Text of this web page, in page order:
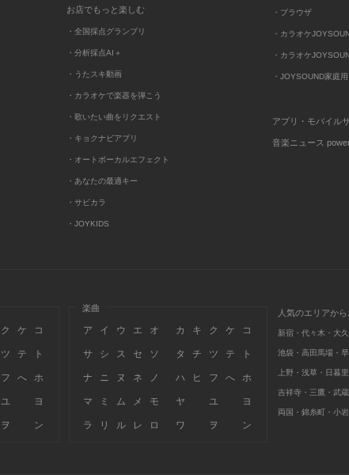
お店でもっと楽しむ
・全国採点グランプリ
・分析採点AI＋
・うたスキ動画
・カラオケで楽器を弾こう
・歌いたい曲をリクエスト
・キョクナビアプリ
・オートボーカルエフェクト
・あなたの最適キー
・サビカラ
・JOYKIDS
・ブラウザ
・カラオケ
・カラオケ
・JOYSOUND家庭
アプリ・モバイル
音楽ニュース
ク ケ コ
ツ テ ト
フ へ ホ
ユ ヨ
ヲ ン
楽曲
ア イ ウ エ オ カ キ ク ケ コ
サ シ ス セ ソ タ チ ツ テ ト
ナ ニ ヌ ネ ノ ハ ヒ フ へ ホ
マ ミ ム メ モ ヤ ユ ヨ
ラ リ ル レ ロ ワ ヲ ン
人気のエリアか
新宿・代々木・大
池袋・高田馬場・
上野・浅草・日暮
吉祥寺・三鷹・武
両国・錦糸町・小